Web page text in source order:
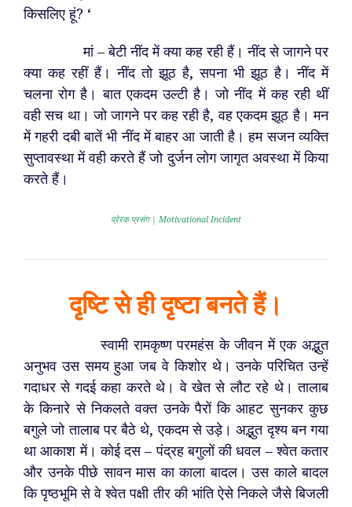
किसलिए हूं? ‘
मां – बेटी नींद में क्या कह रही हैं। नींद से जागने पर
क्या कह रहीं हैं। नींद तो झूठ है, सपना भी झूठ है। नींद में
चलना रोग है। बात एकदम उल्टी है । जो नींद में कह रही थीं
वही सच था। जो जागने पर कह रही है, वह एकदम झूठ है। मन
में गहरी दबी बातें भी नींद में बाहर आ जाती है। हम सजन व्यक्ति
सुप्तावस्था में वही करते हैं जो दुर्जन लोग जागृत अवस्था में किया
करते हैं।
प्रेरक प्रसंग | Motivational Incident
दृष्टि से ही दृष्टा बनते हैं।
स्वामी रामकृष्ण परमहंस के जीवन में एक अद्भुत
अनुभव उस समय हुआ जब वे किशोर थे। उनके परिचित उन्हें
गदाधर से गदई कहा करते थे। वे खेत से लौट रहे थे। तालाब
के किनारे से निकलते वक्त उनके पैरों कि आहट सुनकर कुछ
बगुले जो तालाब पर बैठे थे, एकदम से उड़े। अद्भुत दृश्य बन गया
था आकाश में। कोई दस – पंद्रह बगुलों की धवल – श्वेत कतार
और उनके पीछे सावन मास का काला बादल। उस काले बादल
कि पृष्ठभूमि से वे श्वेत पक्षी तीर की भांति ऐसे निकले जैसे बिजली